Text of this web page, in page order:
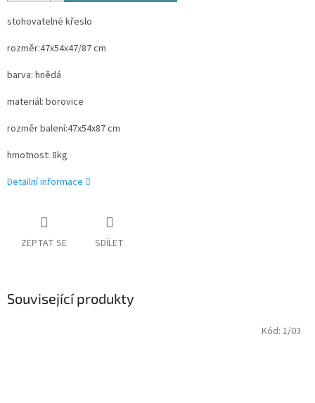
stohovatelné křeslo
rozměr:47x54x47/87 cm
barva: hnědá
materiál: borovice
rozměr balení:47x54x87 cm
hmotnost: 8kg
Detailní informace
ZEPTAT SE SDÍLET
Související produkty
Kód: 1/03